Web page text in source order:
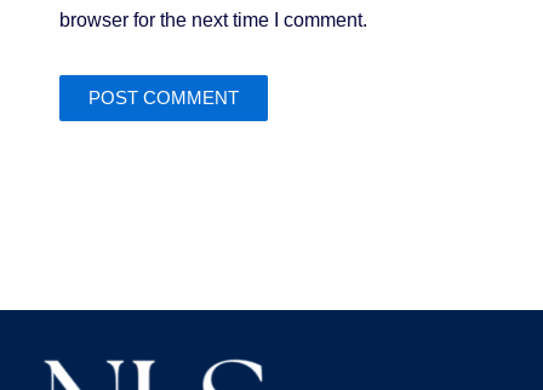
browser for the next time I comment.